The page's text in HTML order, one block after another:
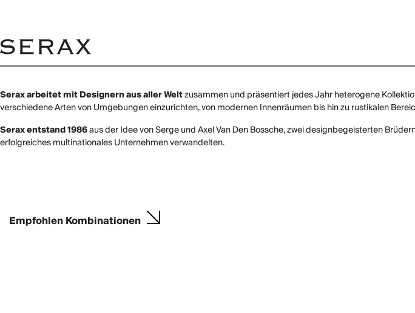
Serax arbeitet mit Designern aus aller Weltzusammen und präsentiert jedes Jahr heterogene
verschiedene Arten von Umgebungen einzurichten, von modernen Innenräumen bis hin zu rustikalen
Serax entstand 1986aus der Idee von Serge und Axel Van Den Bossche, zwei designbegeisterten
erfolgreiches multinationales Unternehmen verwandelten.
Empfohlen Kombinationen